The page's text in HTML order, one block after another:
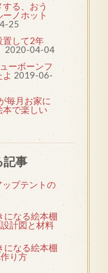
る、おう
ノホット
25
置して2年
2020-04-04
ーボーンフ
2019-06-
毎月お家に
本で楽しい
記事
プテントの
になる絵本棚
計図と材料
になる絵本棚
り方